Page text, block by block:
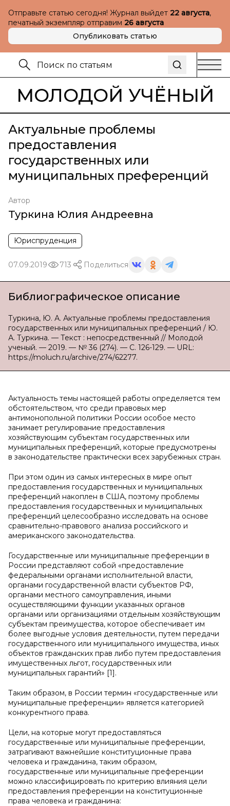
Отправьте статью сегодня! Журнал выйдет 22 августа,
печатный экземпляр отправим 26 августа
Опубликовать статью
МОЛОДОЙ УЧЁНЫЙ
Актуальные проблемы
предоставления
государственных или
муниципальных преференций
Автор
Туркина Юлия Андреевна
Юриспруденция
07.09.2019 713 Поделиться
Библиографическое описание
Туркина, Ю. А. Актуальные проблемы предоставления
государственных или муниципальных преференций / Ю.
А. Туркина. — Текст : непосредственный // Молодой
ученый. — 2019. — № 36 (274). — С. 126-129. — URL:
https://moluch.ru/archive/274/62277.
Актуальность темы настоящей работы определяется тем
обстоятельством, что среди правовых мер
антимонопольной политики России особое место
занимает регулирование предоставления
хозяйствующим субъектам государственных или
муниципальных преференций, которые предусмотрены
в законодательстве практически всех зарубежных стран.
При этом один из самых интересных в мире опыт
предоставления государственных и муниципальных
преференций накоплен в США, поэтому проблемы
предоставления государственных и муниципальных
преференций целесообразно исследовать на основе
сравнительно-правового анализа российского и
американского законодательства.
Государственные или муниципальные преференции в
России представляют собой «предоставление
федеральными органами исполнительной власти,
органами государственной власти субъектов РФ,
органами местного самоуправления, иными
осуществляющими функции указанных органов
органами или организациями отдельным хозяйствующим
субъектам преимущества, которое обеспечивает им
более выгодные условия деятельности, путем передачи
государственного или муниципального имущества, иных
объектов гражданских прав либо путем предоставления
имущественных льгот, государственных или
муниципальных гарантий» [1].
Таким образом, в России термин «государственные или
муниципальные преференции» является категорией
конкурентного права.
Цели, на которые могут предоставляться
государственные или муниципальные преференции,
затрагивают важнейшие конституционные права
человека и гражданина, таким образом,
государственные или муниципальные преференции
можно классифицировать по критерию влияния цели
предоставления преференции на конституционные
права человека и гражданина: